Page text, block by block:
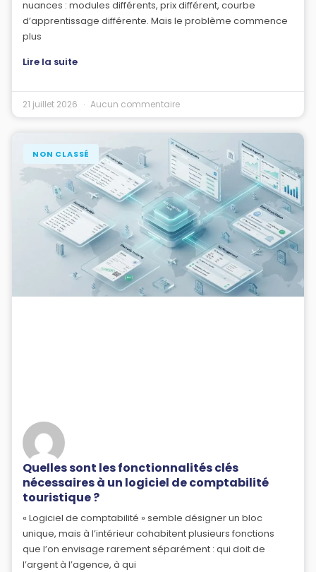
nuances : modules différents, prix différent, courbe
d’apprentissage différente. Mais le problème commence
plus
Lire la suite
21 juillet 2026 Aucun commentaire
NON CLASSÉ
Quelles sont les fonctionnalités clés
nécessaires à un logiciel de comptabilité
touristique ?
« Logiciel de comptabilité » semble désigner un bloc
unique, mais à l’intérieur cohabitent plusieurs fonctions
que l’on envisage rarement séparément : qui doit de
l’argent à l’agence, à qui